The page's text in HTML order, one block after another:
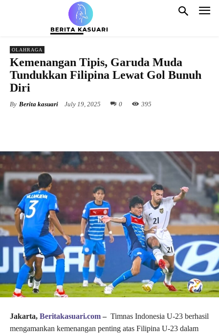
OLAHRAGA
Kemenangan Tipis, Garuda Muda
Tundukkan Filipina Lewat Gol Bunuh
Diri
By Berita kasuari July 19, 2025 0 395
Jakarta, Beritakasuari.com– Timnas Indonesia U-23 berhasil
mengamankan kemenangan penting atas Filipina U-23 dalam